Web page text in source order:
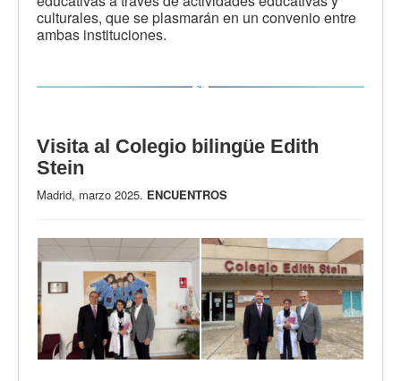
culturales, que se plasmarán en un convenio entre
ambas instituciones.
Visita al Colegio bilingüe Edith
Stein
Madrid, marzo 2025. ENCUENTROS